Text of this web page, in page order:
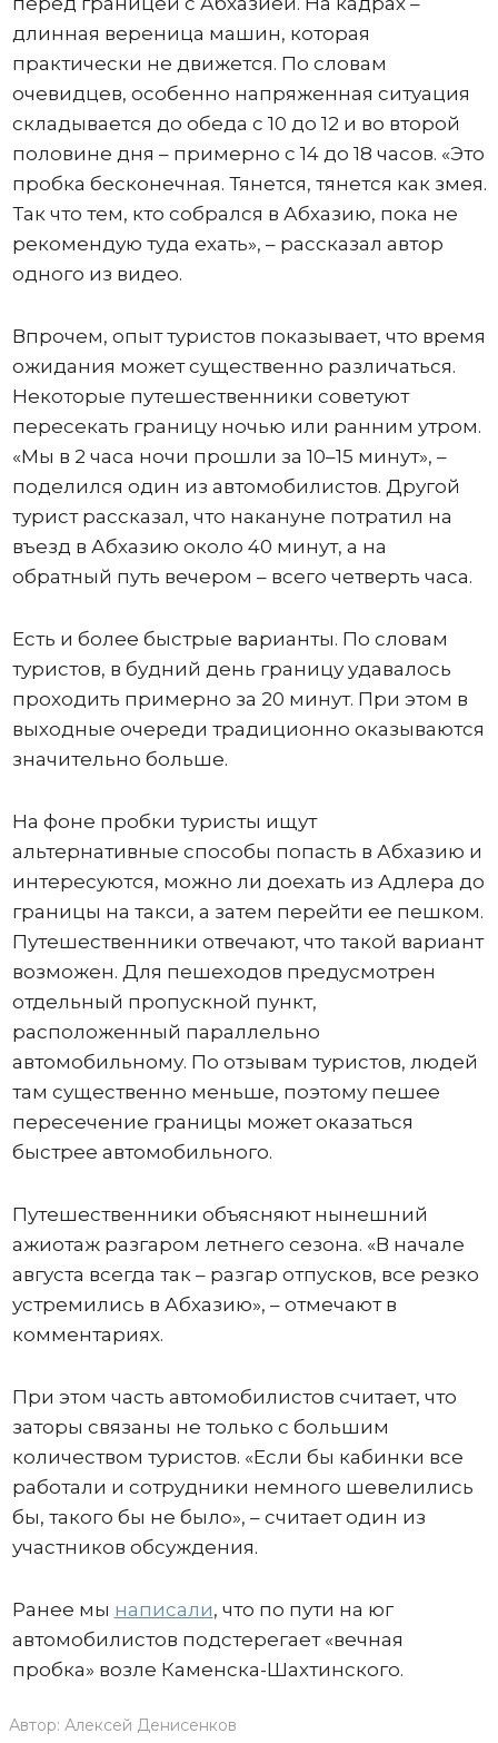
длинная вереница машин, которая
практически не движется. По словам
очевидцев, особенно напряженная ситуация
складывается до обеда с 10 до 12 и во второй
половине дня – примерно с 14 до 18 часов. «Это
пробка бесконечная. Тянется, тянется как змея.
Так что тем, кто собрался в Абхазию, пока не
рекомендую туда ехать», – рассказал автор
одного из видео.
Впрочем, опыт туристов показывает, что время
ожидания может существенно различаться.
Некоторые путешественники советуют
пересекать границу ночью или ранним утром.
«Мы в 2 часа ночи прошли за 10–15 минут», –
поделился один из автомобилистов. Другой
турист рассказал, что накануне потратил на
въезд в Абхазию около 40 минут, а на
обратный путь вечером – всего четверть часа.
Есть и более быстрые варианты. По словам
туристов, в будний день границу удавалось
проходить примерно за 20 минут. При этом в
выходные очереди традиционно оказываются
значительно больше.
На фоне пробки туристы ищут
альтернативные способы попасть в Абхазию и
интересуются, можно ли доехать из Адлера до
границы на такси, а затем перейти ее пешком.
Путешественники отвечают, что такой вариант
возможен. Для пешеходов предусмотрен
отдельный пропускной пункт,
расположенный параллельно
автомобильному. По отзывам туристов, людей
там существенно меньше, поэтому пешее
пересечение границы может оказаться
быстрее автомобильного.
Путешественники объясняют нынешний
ажиотаж разгаром летнего сезона. «В начале
августа всегда так – разгар отпусков, все резко
устремились в Абхазию», – отмечают в
комментариях.
При этом часть автомобилистов считает, что
заторы связаны не только с большим
количеством туристов. «Если бы кабинки все
работали и сотрудники немного шевелились
бы, такого бы не было», – считает один из
участников обсуждения.
Ранее мы написали, что по пути на юг
автомобилистов подстерегает «вечная
пробка» возле Каменска-Шахтинского.
Автор: Алексей Денисенков